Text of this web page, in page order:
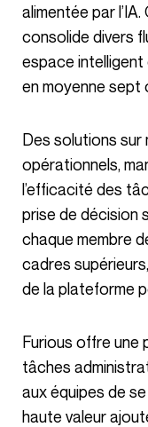
alimentée par
consolide divers
espace
en moyenne sept
Des solutions sur mesure pour différents profils
opérationnels,
l’efficacité des
prise de décision
chaque membre
cadres
de la plateforme
Furious offre une plateforme unifiée qui simplifie les
tâches
aux équipes de
haute valeur